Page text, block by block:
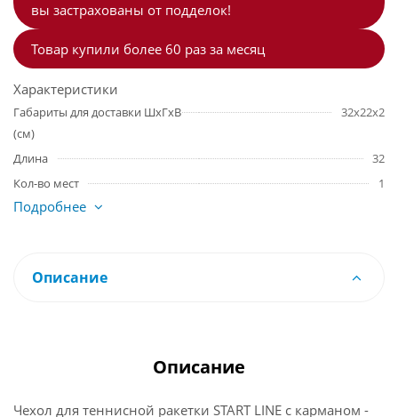
вы застрахованы от подделок!
Товар купили более 60 раз за месяц
Характеристики
Габариты для доставки ШхГхВ
(см)
32x22x2
Длина
32
Кол-во мест
1
Подробнее
Описание
Описание
Чехол для теннисной ракетки START LINE с карманом -